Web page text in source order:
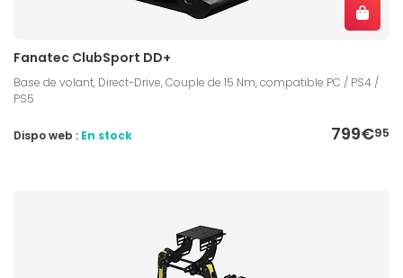
Fanatec ClubSport DD+
Base de volant, Direct-Drive, Couple de 15 Nm, compatible PC / PS4 /
PS5
799€95
Dispo web : En stock